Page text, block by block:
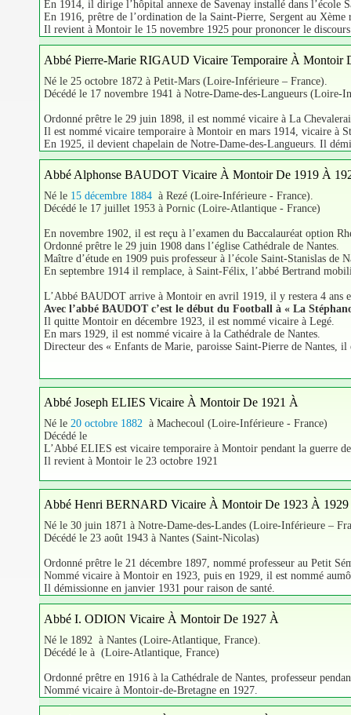
En 1914, il dirige l’hôpital annexe de Savenay installé dans l’école
En 1916, prêtre de l’ordination de la Saint-Pierre, Sergent au
Il revient à Montoir le 15 novembre 1925 pour prononcer le
Abbé Pierre-Marie RIGAUD Vicaire Temporaire À Montoir
Né le 25 octobre 1872 à Petit-Mars (Loire-Inférieure – France).
Décédé le 17 novembre 1941 à Notre-Dame-des-Langueurs (Loire-
Ordonné prêtre le 29 juin 1898, il est nommé vicaire à La
Il est nommé vicaire temporaire à Montoir en mars 1914, vicaire à
En 1925, il devient chapelain de Notre-Dame-des-Langueurs. Il
Abbé Alphonse BAUDOT Vicaire À Montoir De 1919 À
Né le 15 décembre 1884 à Rezé (Loire-Inférieure - France).
Décédé le 17 juillet 1953 à Pornic (Loire-Atlantique - France)
En novembre 1902, il est reçu à l’examen du Baccalauréat option
Ordonné prêtre le 29 juin 1908 dans l’église Cathédrale de Nantes.
Maître d’étude en 1909 puis professeur à l’école Saint-Stanislas de
En septembre 1914 il remplace, à Saint-Félix, l’abbé Bertrand
L’Abbé BAUDOT arrive à Montoir en avril 1919, il y restera 4 ans
Avec l’abbé BAUDOT c’est le début du Football à « La
Il quitte Montoir en décembre 1923, il est nommé vicaire à Legé.
En mars 1929, il est nommé vicaire à la Cathédrale de Nantes.
Directeur des « Enfants de Marie, paroisse Saint-Pierre de Nantes,
Abbé Joseph ELIES Vicaire À Montoir De 1921 À
Né le 20 octobre 1882 à Machecoul (Loire-Inférieure - France)
Décédé le
L’Abbé ELIES est vicaire temporaire à Montoir pendant la guerre
Il revient à Montoir le 23 octobre 1921
Abbé Henri BERNARD Vicaire À Montoir De 1923 À 1929
Né le 30 juin 1871 à Notre-Dame-des-Landes (Loire-Inférieure –
Décédé le 23 août 1943 à Nantes (Saint-Nicolas)
Ordonné prêtre le 21 décembre 1897, nommé professeur au Petit
Nommé vicaire à Montoir en 1923, puis en 1929, il est nommé
Il démissionne en janvier 1931 pour raison de santé.
Abbé I. ODION Vicaire À Montoir De 1927 À
Né le 1892 à Nantes (Loire-Atlantique, France).
Décédé le à (Loire-Atlantique, France)
Ordonné prêtre en 1916 à la Cathédrale de Nantes, professeur
Nommé vicaire à Montoir-de-Bretagne en 1927.